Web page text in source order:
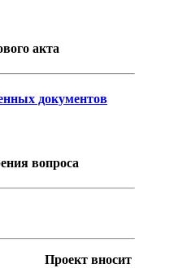
акта
документов
вопроса
Проект вносит